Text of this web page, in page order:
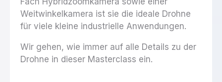
Weitwinkelkamera ist sie die ideale Drohne
für viele kleine industrielle Anwendungen.
Wir gehen, wie immer auf alle Details zu der
Drohne in dieser Masterclass ein.